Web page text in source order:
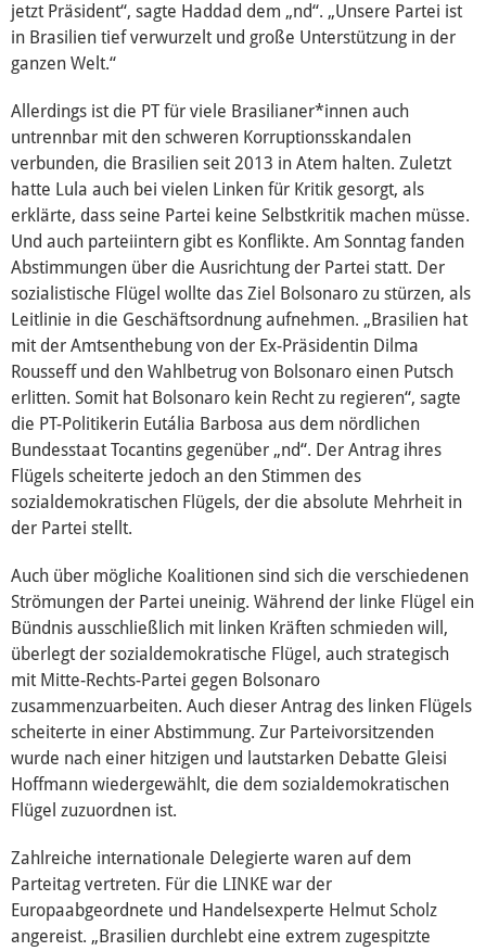
jetzt Präsident“, sagte Haddad dem „nd“. „Unsere Partei ist
in Brasilien tief verwurzelt und große Unterstützung in der
ganzen Welt.“
Allerdings ist die PT für viele Brasilianer*innen auch
untrennbar mit den schweren Korruptionsskandalen
verbunden, die Brasilien seit 2013 in Atem halten. Zuletzt
hatte Lula auch bei vielen Linken für Kritik gesorgt, als
erklärte, dass seine Partei keine Selbstkritik machen müsse.
Und auch parteiintern gibt es Konflikte. Am Sonntag fanden
Abstimmungen über die Ausrichtung der Partei statt. Der
sozialistische Flügel wollte das Ziel Bolsonaro zu stürzen, als
Leitlinie in die Geschäftsordnung aufnehmen. „Brasilien hat
mit der Amtsenthebung von der Ex-Präsidentin Dilma
Rousseff und den Wahlbetrug von Bolsonaro einen Putsch
erlitten. Somit hat Bolsonaro kein Recht zu regieren“, sagte
die PT-Politikerin Eutália Barbosa aus dem nördlichen
Bundesstaat Tocantins gegenüber „nd“. Der Antrag ihres
Flügels scheiterte jedoch an den Stimmen des
sozialdemokratischen Flügels, der die absolute Mehrheit in
der Partei stellt.
Auch über mögliche Koalitionen sind sich die verschiedenen
Strömungen der Partei uneinig. Während der linke Flügel ein
Bündnis ausschließlich mit linken Kräften schmieden will,
überlegt der sozialdemokratische Flügel, auch strategisch
mit Mitte-Rechts-Partei gegen Bolsonaro
zusammenzuarbeiten. Auch dieser Antrag des linken Flügels
scheiterte in einer Abstimmung. Zur Parteivorsitzenden
wurde nach einer hitzigen und lautstarken Debatte Gleisi
Hoffmann wiedergewählt, die dem sozialdemokratischen
Flügel zuzuordnen ist.
Zahlreiche internationale Delegierte waren auf dem
Parteitag vertreten. Für die LINKE war der
Europaabgeordnete und Handelsexperte Helmut Scholz
angereist. „Brasilien durchlebt eine extrem zugespitzte